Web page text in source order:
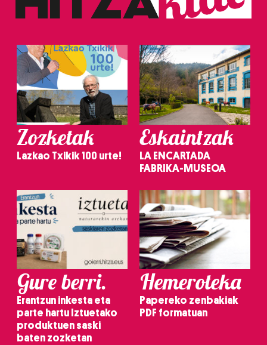
Zozketak
Lazkao Txikik 100 urte!
Eskaintzak
LA ENCARTADA
FABRIKA-MUSEOA
Gure berri.
Erantzun inkesta eta
parte hartu Iztuetako
produktuen saski
baten zozketan
Hemeroteka
Papereko zenbakiak
PDF formatuan